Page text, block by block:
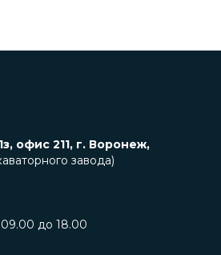
офис 211, г. Воронеж,
завода)
до 18.00